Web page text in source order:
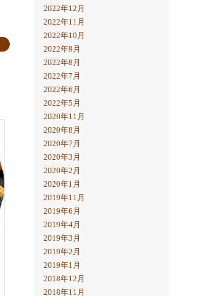
2022年12月
2022年11月
2022年10月
2022年9月
2022年8月
2022年7月
2022年6月
2022年5月
2020年11月
2020年8月
2020年7月
2020年3月
2020年2月
2020年1月
2019年11月
2019年6月
2019年4月
2019年3月
2019年2月
2019年1月
2018年12月
2018年11月